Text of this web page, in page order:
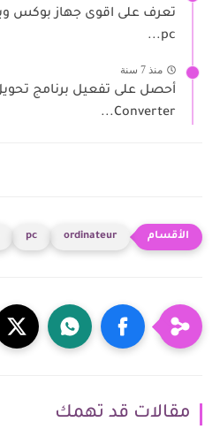
pc...
منذ 7 سنة
Converter...
ordinateur
pc
مقالات قد تهمك